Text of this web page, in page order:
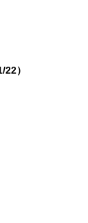
22）